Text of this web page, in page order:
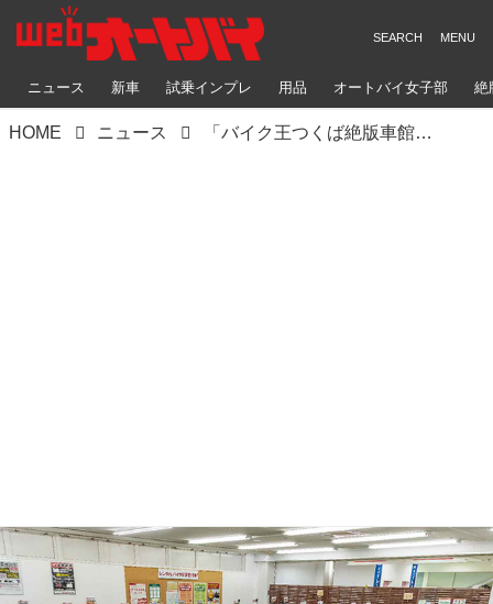
ニュース 新車 試乗インプレ 用品 オートバイ女子部 絶
HOME ニュース 「バイク王つくば絶版車館」で一生付き合う愛車を探す！